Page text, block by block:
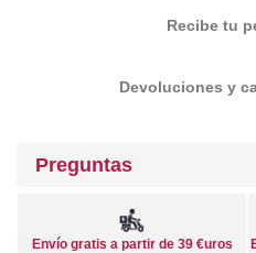
Recibe tu
Devoluciones y
Preguntas
Envío gratis a partir de 39 €uros